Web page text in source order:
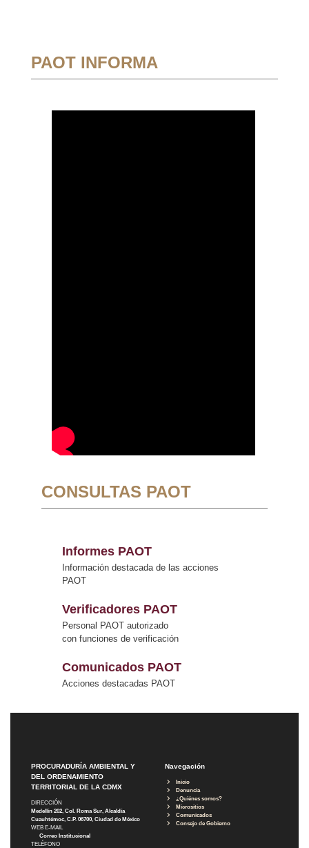
PAOT INFORMA
CONSULTAS PAOT
Informes PAOT
Información destacada de las acciones
PAOT
Verificadores PAOT
Personal PAOT autorizado
con funciones de verificación
Comunicados PAOT
Acciones destacadas PAOT
PROCURADURÍA AMBIENTAL Y
DEL ORDENAMIENTO
TERRITORIAL DE LA CDMX
DIRECCIÓN
Medellín 202, Col. Roma Sur, Alcaldía
Cuauhtémoc, C.P. 06700, Ciudad de México
WEB E-MAIL
Correo Institucional
TELÉFONO
Navegación
Inicio
Denuncia
¿Quiénes somos?
Micrositios
Comunicados
Consejo de Gobierno